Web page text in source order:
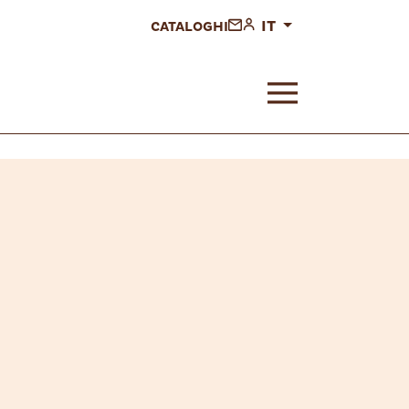
CATALOGHI IT